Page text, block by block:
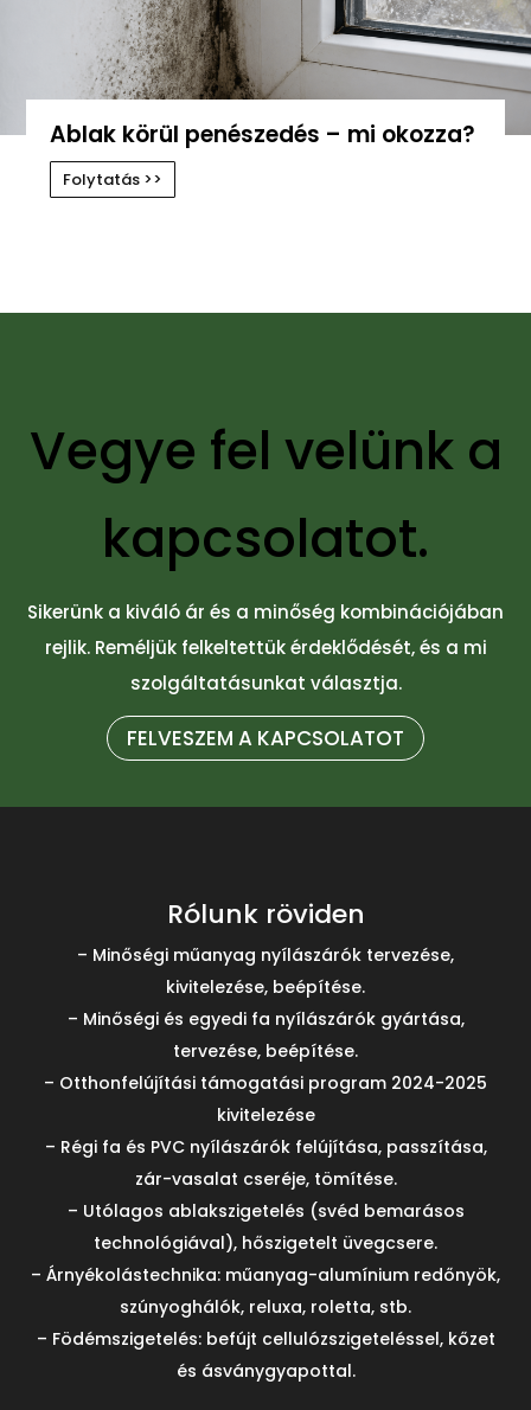
Ablak körül penészedés – mi okozza?
Folytatás >>
Vegye fel velünk a
kapcsolatot.
Sikerünk a kiváló ár és a minőség kombinációjában
rejlik. Reméljük felkeltettük érdeklődését, és a mi
szolgáltatásunkat választja.
FELVESZEM A KAPCSOLATOT
Rólunk röviden
– Minőségi műanyag nyílászárók tervezése,
kivitelezése, beépítése.
– Minőségi és egyedi fa nyílászárók gyártása,
tervezése, beépítése.
– Otthonfelújítási támogatási program 2024-2025
kivitelezése
– Régi fa és PVC nyílászárók felújítása, passzítása,
zár-vasalat cseréje, tömítése.
– Utólagos ablakszigetelés (svéd bemarásos
technológiával), hőszigetelt üvegcsere.
– Árnyékolástechnika: műanyag-alumínium redőnyök,
szúnyoghálók, reluxa, roletta, stb.
– Födémszigetelés: befújt cellulózszigeteléssel, kőzet
és ásványgyapottal.